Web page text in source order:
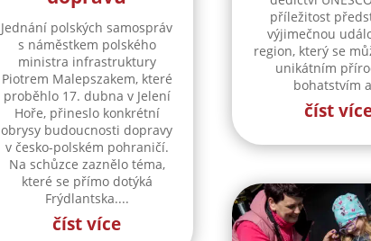
Jednání polských samospráv
s náměstkem polského
ministra infrastruktury
Piotrem Malepszakem, které
proběhlo 17. dubna v Jelení
Hoře, přineslo konkrétní
obrysy budoucnosti dopravy
v česko-polském pohraničí.
Na schůzce zaznělo téma,
které se přímo dotýká
Frýdlantska....
číst více
příležitost
výjimečnou
region, který se
unikátním
bohatstvím
číst